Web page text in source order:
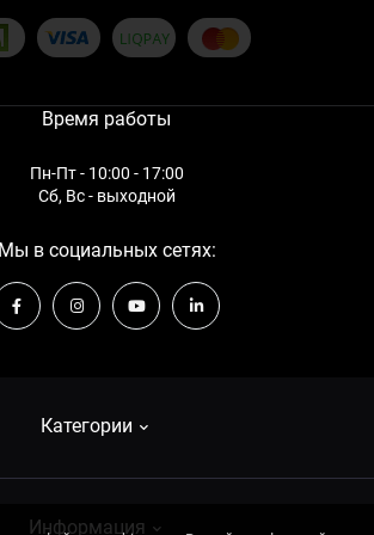
F60CL I.84.KT White
CL III.68.E Grey
F60CL I.130.KT White
кодовым замком
- 350 мм
на 20 единиц оружия
оружия : Максимальная высота оружия -
Ширина - 470 мм
продуктов - G
Категории
Информация
Время работы
Пн-Пт - 10:00 - 17:00
Сб, Вс - выходной
Мы в социальных сетях: